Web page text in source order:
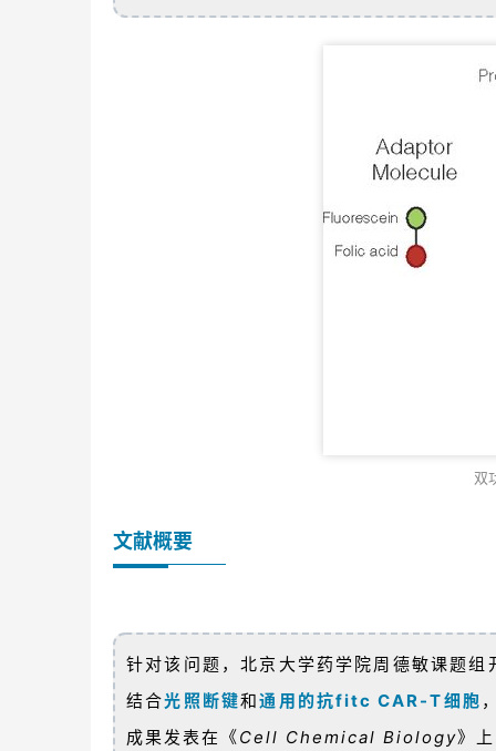
双
文献概要
针对该问题，北京大学药学院周德敏课题
结合光照断键和通用的抗fitc CAR-T细胞
成果发表在《 Cell Chemical Biology》